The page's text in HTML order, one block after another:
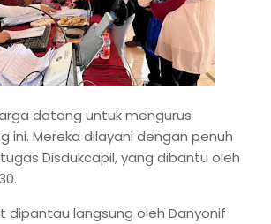
datang untuk mengurus
ini. Mereka dilayani dengan penuh
Disdukcapil, yang dibantu oleh
dipantau langsung oleh Danyonif